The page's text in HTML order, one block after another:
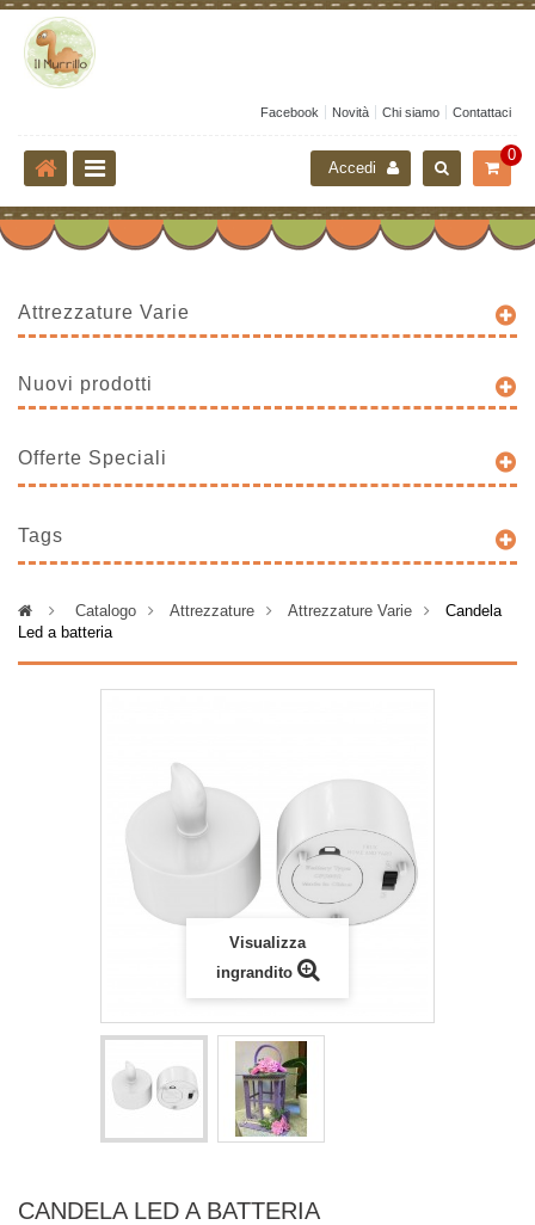
Facebook Novità Chi siamo Contattaci
0
Accedi
Attrezzature Varie
Nuovi prodotti
Offerte Speciali
Tags
> Catalogo > Attrezzature > Attrezzature Varie >
Candela
Led a batteria
Visualizza
ingrandito
CANDELA LED A BATTERIA